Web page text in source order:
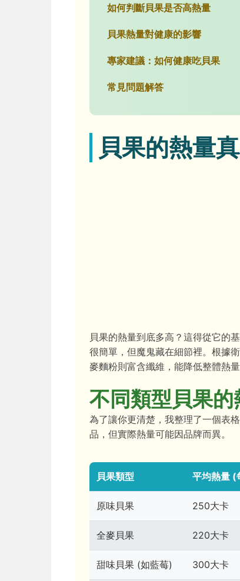
如何判斷貝果是否高熱量
貝果熱量對健康的影響
專家建議：如何健康吃貝果
常見問題解答
貝果的熱量
貝果的熱量到底多高？這得從它的
很簡單，但魔鬼藏在細節裡。根據
麥麵粉則富含纖維，能降低整體熱
不同類型貝果的
為了讓你更清楚，我整理了一個表
品，但實際熱量可能因品牌而異。
貝果類型 平均熱量 (
原味貝果 250大卡
全麥貝果 220大卡
甜味貝果 (如藍莓) 300大卡